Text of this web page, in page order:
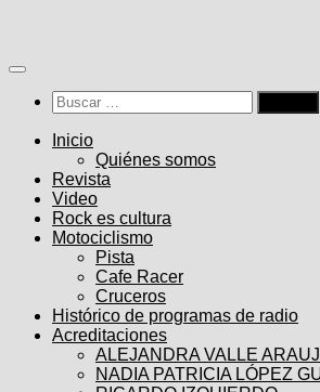
contenido
Buscar:
Inicio
Quiénes somos
Revista
Video
Rock es cultura
Motociclismo
Pista
Cafe Racer
Cruceros
Histórico de programas de radio
Acreditaciones
ALEJANDRA VALLE
NADIA PATRICIA LÓPEZ